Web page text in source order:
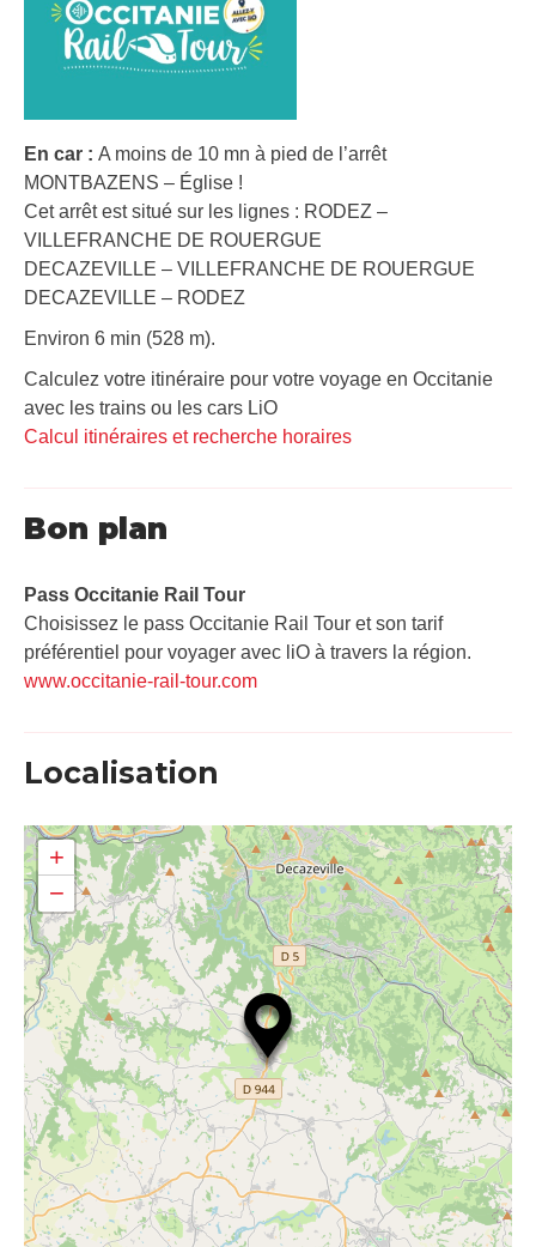
En car : A moins de 10 mn à pied de l’arrêt
MONTBAZENS – Église !
Cet arrêt est situé sur les lignes : RODEZ –
VILLEFRANCHE DE ROUERGUE
DECAZEVILLE – VILLEFRANCHE DE ROUERGUE
DECAZEVILLE – RODEZ
Environ 6 min (528 m).
Calculez votre itinéraire pour votre voyage en Occitanie
avec les trains ou les cars LiO
Calcul itinéraires et recherche horaires
Bon plan
Pass Occitanie Rail Tour​
Choisissez le pass Occitanie Rail Tour et son tarif
préférentiel pour voyager avec liO à travers la région.
www.occitanie-rail-tour.com
Localisation
+
−